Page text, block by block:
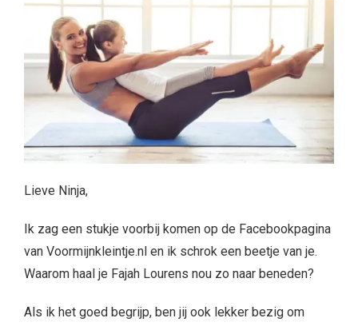
Lieve Ninja,
Ik zag een stukje voorbij komen op de Facebookpagina
van Voormijnkleintje.nl en ik schrok een beetje van je.
Waarom haal je Fajah Lourens nou zo naar beneden?
Als ik het goed begrijp, ben jij ook lekker bezig om